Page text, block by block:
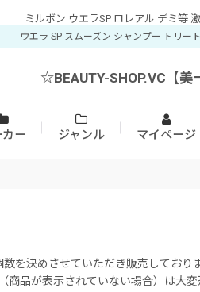
ミルボン ウエラSP ロレアル デミ等
ウエラ SP スムーズン シャンプー トリー
☆BEAUTY-SHOP.VC【美
カー ジャンル マイページ
を決めさせていただき販売しておりま
商品が表示されていない場合）は大